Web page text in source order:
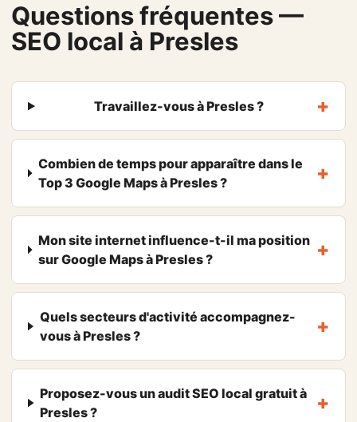
Questions fréquentes —
SEO local à Presles
Travaillez-vous à Presles ?
Combien de temps pour apparaître dans le
Top 3 Google Maps à Presles ?
Mon site internet influence-t-il ma position
sur Google Maps à Presles ?
Quels secteurs d'activité accompagnez-
vous à Presles ?
Proposez-vous un audit SEO local gratuit à
Presles ?